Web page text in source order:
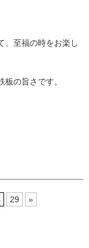
、至福の時をお楽し
の旨さです。
29 »